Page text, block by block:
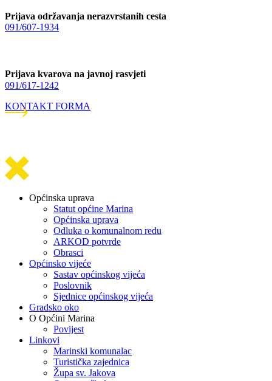
Prijava održavanja nerazvrstanih cesta
091/607-1934
Prijava kvarova na javnoj rasvjeti
091/617-1242
KONTAKT FORMA
Općinska uprava
Statut općine Marina
Općinska uprava
Odluka o komunalnom redu
ARKOD potvrde
Obrasci
Općinsko vijeće
Sastav općinskog vijeća
Poslovnik
Sjednice općinskog vijeća
Gradsko oko
O Općini Marina
Povijest
Linkovi
Marinski komunalac
Turistička zajednica
Župa sv. Jakova